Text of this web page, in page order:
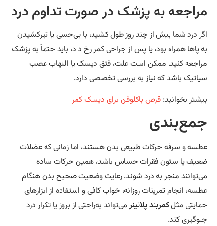
به پزشک در صورت تداوم درد
درد شما بیش از چند روز طول کشید، با بی‌حسی یا تیرکشیدن
پاها همراه بود، یا پس از جراحی کمر رخ داد، باید حتماً به پزشک
کنید. ممکن است علت، فتق دیسک یا التهاب عصب
باشد که نیاز به بررسی تخصصی دارد.
بخوانید:قرص باکلوفن برای دیسک کمر
و سرفه حرکات طبیعی بدن هستند، اما زمانی که عضلات
یا ستون فقرات حساس باشد، همین حرکات ساده
منجر به درد شوند. رعایت وضعیت صحیح بدن هنگام
انجام تمرینات روزانه، خواب کافی و استفاده از ابزارهای
مثل کمربند پلاتینرمی‌تواند به‌راحتی از بروز یا تکرار درد
کند.